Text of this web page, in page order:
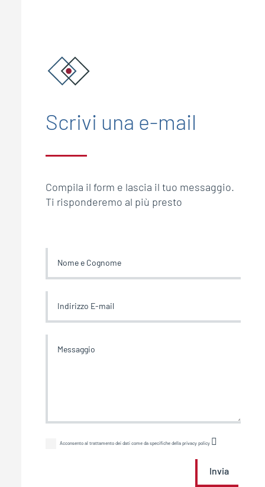
Scrivi una e-mail
Compila il form e lascia il tuo messaggio.
Ti risponderemo al più presto
Acconsento al trattamento dei dati come da specifiche della privacy policy
Invia